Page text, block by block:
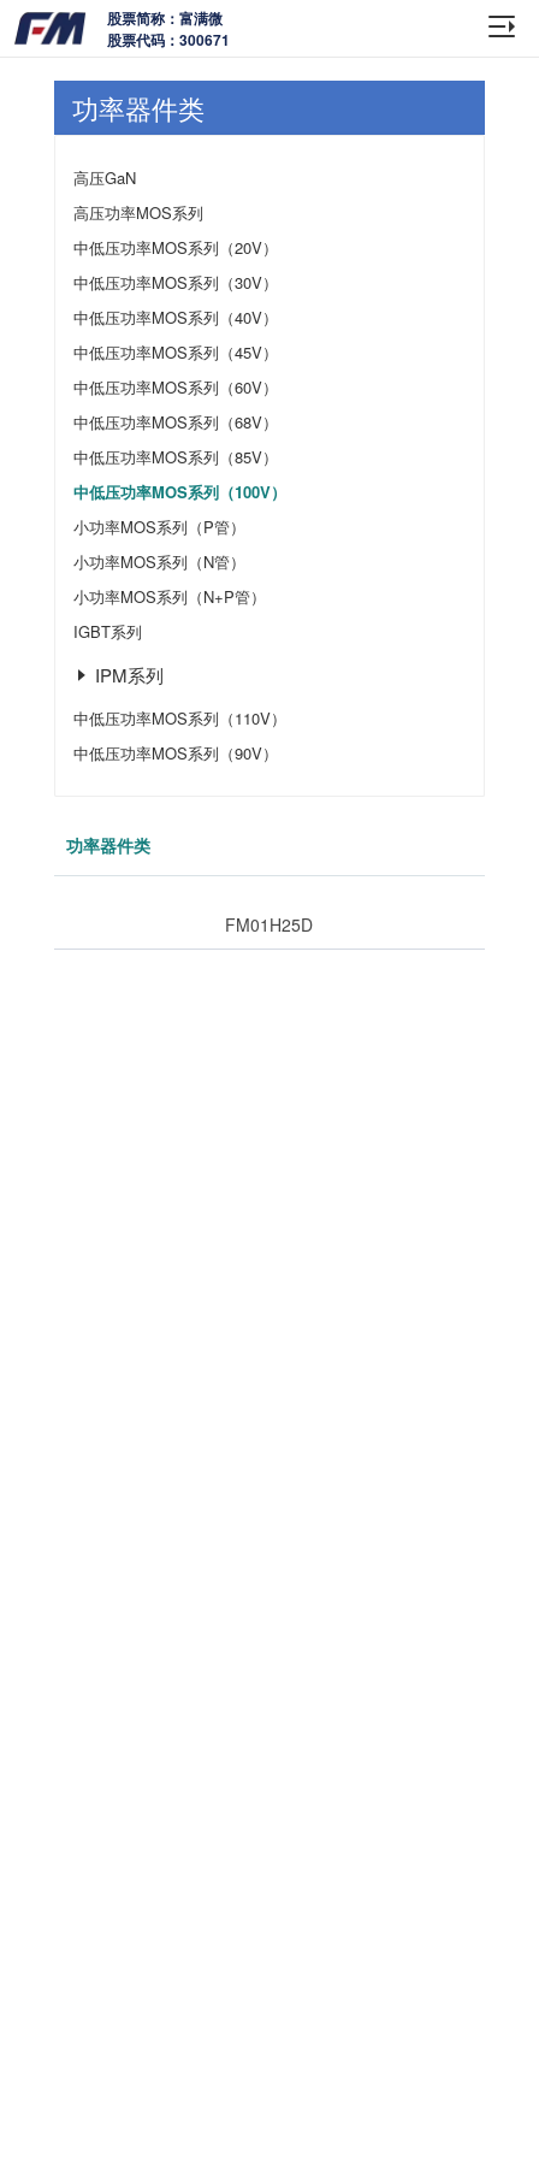
股票简称：富满微
股票代码：300671
功率器件类
高压GaN
高压功率MOS系列
中低压功率MOS系列（20V）
中低压功率MOS系列（30V）
中低压功率MOS系列（40V）
中低压功率MOS系列（45V）
中低压功率MOS系列（60V）
中低压功率MOS系列（68V）
中低压功率MOS系列（85V）
中低压功率MOS系列（100V）
小功率MOS系列（P管）
小功率MOS系列（N管）
小功率MOS系列（N+P管）
IGBT系列
IPM系列
中低压功率MOS系列（110V）
中低压功率MOS系列（90V）
功率器件类
FM01H25D